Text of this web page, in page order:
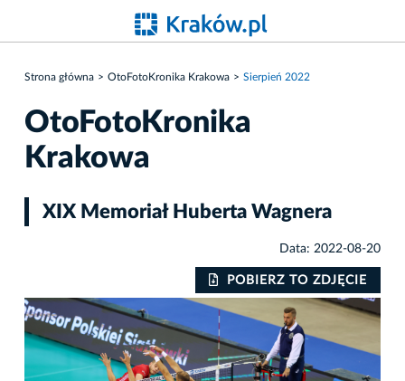
Strona główna OtoFotoKronika Krakowa Sierpień 2022
OtoFotoKronika
Krakowa
XIX Memoriał Huberta Wagnera
Data: 2022-08-20
POBIERZ TO ZDJĘCIE